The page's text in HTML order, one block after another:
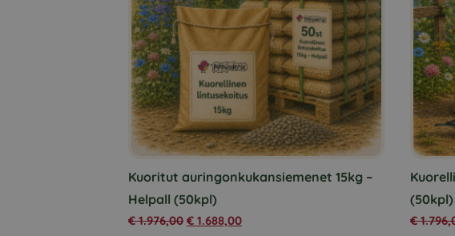
Kuoritut auringonkukansiemenet 15kg –
Helpall (50kpl)
€1.976,00 € 1.688,00
(50kpl)
€